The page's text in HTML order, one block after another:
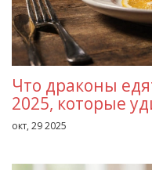
Что драконы
2025, которые
окт, 29 2025